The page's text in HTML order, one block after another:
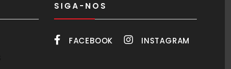
SIGA-NOS
FACEBOOK INSTAGRAM